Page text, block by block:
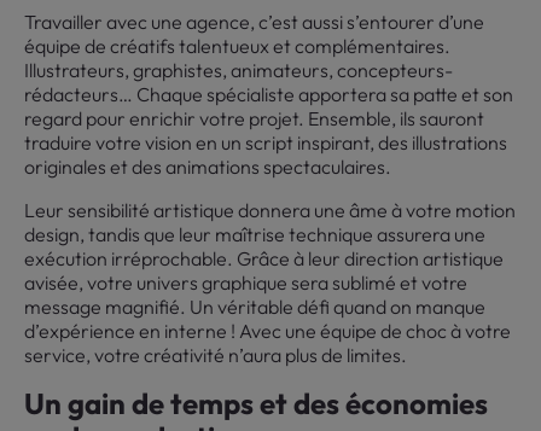
Travailler avec une agence, c’est aussi s’entourer d’une
équipe de créatifs talentueux et complémentaires.
Illustrateurs, graphistes, animateurs, concepteurs-
rédacteurs… Chaque spécialiste apportera sa patte et son
regard pour enrichir votre projet. Ensemble, ils sauront
traduire votre vision en un script inspirant, des illustrations
originales et des animations spectaculaires.
Leur sensibilité artistique donnera une âme à votre motion
design, tandis que leur maîtrise technique assurera une
exécution irréprochable. Grâce à leur direction artistique
avisée, votre univers graphique sera sublimé et votre
message magnifié. Un véritable défi quand on manque
d’expérience en interne ! Avec une équipe de choc à votre
service, votre créativité n’aura plus de limites.
Un gain de temps et des économies